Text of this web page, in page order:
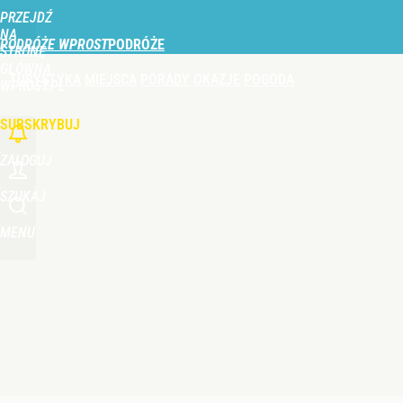
PRZEJDŹ
NA
STRONĘ
PODRÓŻE WPROST
SUBSKRYBUJ